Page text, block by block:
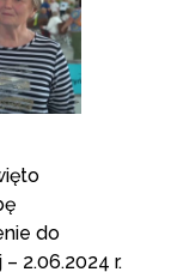
do
2.06.2024 r.